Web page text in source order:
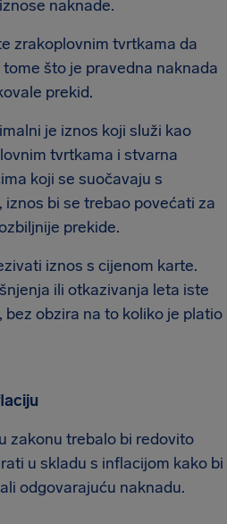
naknade.
zrakoplovnim tvrtkama da
što je pravedna naknada
prekid.
je iznos koji služi kao
tvrtkama i stvarna
koji se suočavaju s
iznos bi se trebao povećati za
prekide.
iznos s cijenom karte.
ili otkazivanja leta iste
bez obzira na to koliko je platio
zakonu trebalo bi redovito
u skladu s inflacijom kako bi
odgovarajuću naknadu.